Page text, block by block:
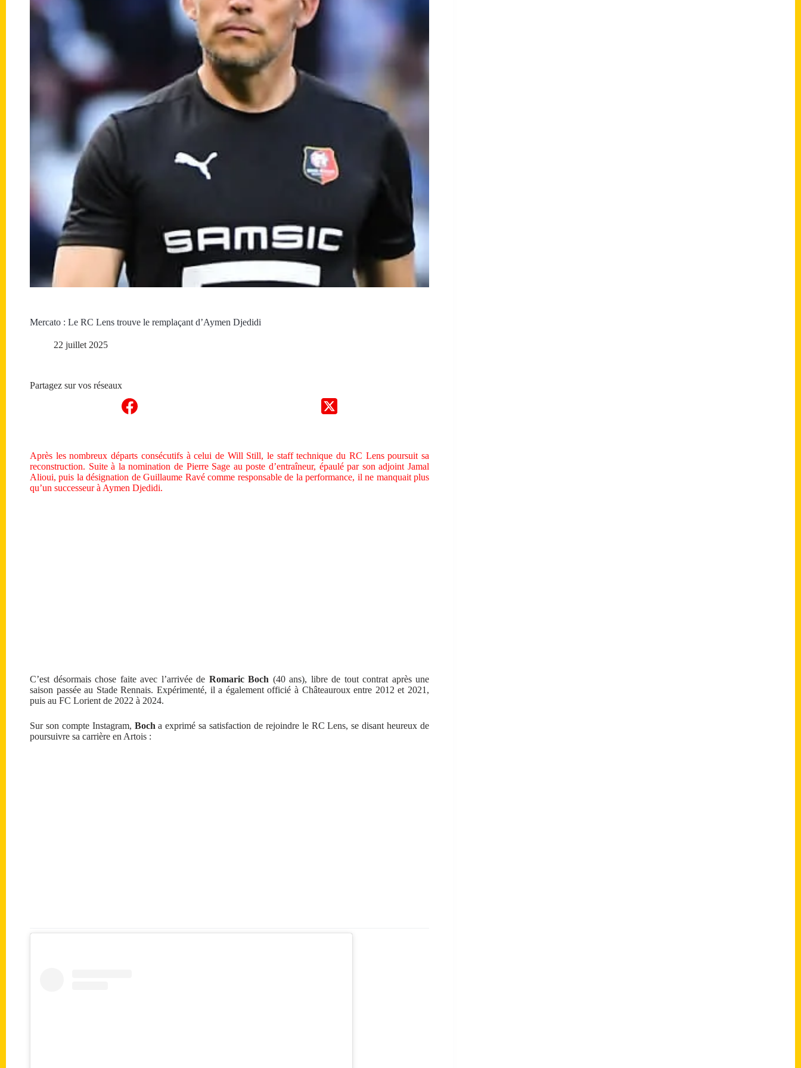
Mercato : Le RC Lens trouve le remplaçant d’Aymen Djedidi
22 juillet 2025
Partagez sur vos réseaux
Après les nombreux départs consécutifs à celui de Will Still, le staff technique du RC Lens poursuit sa
reconstruction. Suite à la nomination de Pierre Sage au poste d’entraîneur, épaulé par son adjoint Jamal
Alioui, puis la désignation de Guillaume Ravé comme responsable de la performance, il ne manquait plus
qu’un successeur à Aymen Djedidi.
C’est désormais chose faite avec l’arrivée de Romaric Boch (40 ans), libre de tout contrat après une
saison passée au Stade Rennais. Expérimenté, il a également officié à Châteauroux entre 2012 et 2021,
puis au FC Lorient de 2022 à 2024.
Sur son compte Instagram, Boch a exprimé sa satisfaction de rejoindre le RC Lens, se disant heureux de
poursuivre sa carrière en Artois :